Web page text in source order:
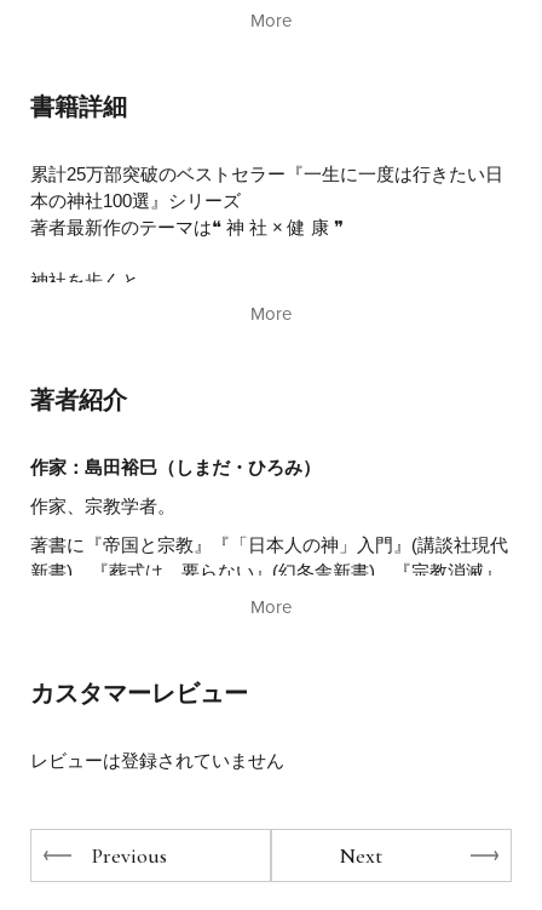
ご利益が絶大な神社めぐり
More
書籍詳細
累計25万部突破のベストセラー『一生に一度は行きたい日
本の神社100選』シリーズ
著者最新作のテーマは❝ 神 社 × 健 康 ❞
神社を歩くと
・自然がもたらす癒し
などさまざまな効果やご利益が！
健康のために歩きたいとは思っていても、目的もなくただ
歩くのはなかなか続かないもの。そこでおすすめしたいの
が神社めぐりです。神社の参拝は、心身のリフレッシュは
もちろん、運気を上げる効果もあると言われています。ま
た土、砂利のうえを歩く、階段を上ることにより筋肉が鍛
えられ、結果、血管疾患のリスクも低くなります。まずは
しんだり、歴史やご利益を知ることができたり、と神社は
もっとも身近で手軽なテーマパークといっても過言ではあ
神社のめぐり方や病気平癒や健康に最強の神社、さらに建
More
著者紹介
作家：島田裕巳（しまだ・ひろみ）
作家、宗教学者。
著書に『帝国と宗教』『「日本人の神」入門』(講談社現代
新書)、『葬式は、要らない』(幻冬舎新書)、『宗教消滅』
(SB新書)、『教養としての神社』(マイナビ新書)などがあ
本の神社200選』(宝島社)で累計25万部を超えるベストセラ
More
カスタマーレビュー
レビューは登録されていません
Previous Next